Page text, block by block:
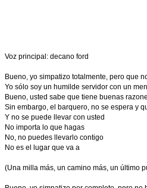
Voz principal: decano ford
Bueno, yo simpatizo totalmente, pero que
Yo sólo soy un humilde servidor con un
Bueno, usted sabe que tiene buenas
Sin embargo, el barquero, no se espera y
Y no se puede llevar con usted
No importa lo que hagas
No, no puedes llevarlo contigo
No es el lugar que va a
(Una milla más, un camino más, un último